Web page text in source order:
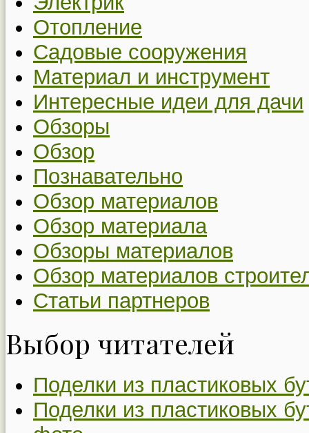
Отопление
Садовые сооружения
Материал и инструмент
Интересные идеи для дачи
Обзоры
Обзор
Познавательно
Обзор материалов
Обзор материала
Обзоры материалов
Обзор материалов
Статьи партнеров
Выбор читателей
Поделки из пластиковых
Поделки из пластиковых